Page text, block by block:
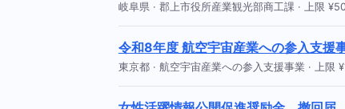
岐阜県 · 郡上市役所産業観光部商工課 · 上限
令和8年度 航空宇宙産業への参入支援
東京都 · 航空宇宙産業への参入支援事業 · 上